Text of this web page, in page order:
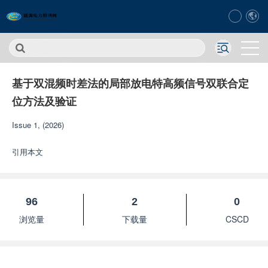
基于双混频时差法的局部放电特高频信号双联合定
位方法及验证
Issue 1, (2026)
引用本文
96
浏览量
2
下载量
0
CSCD